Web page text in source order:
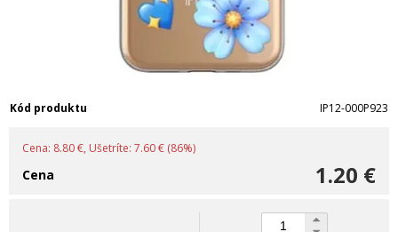
Kód produktu IP12-000P923
Cena: 8.80 €, Ušetríte: 7.60 € (86%)
1.20 €
Cena